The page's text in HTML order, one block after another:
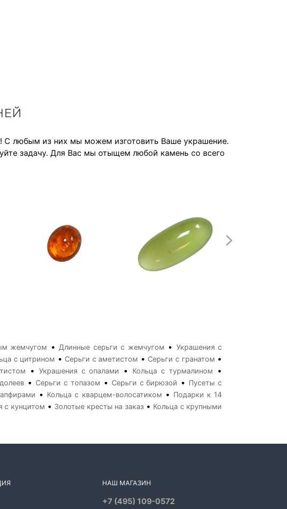
С любым из них мы можем изготовить Ваше украшение.
задачу. Для Вас мы отыщем любой камень со всего
жемчугом •Длинные серьги с жемчугом • Украшения с
с цитрином • Серьги с аметистом • Серьги с гранатом •
• Украшения с опалами • Кольца с турмалином •
• Серьги с топазом • Серьги с бирюзой • Пусеты с
• Кольца с кварцем-волосатиком • Подарки к 14
с кунцитом • Золотые кресты на заказ• Кольца с крупными
НАШ МАГАЗИН
+7 (495) 109-0572